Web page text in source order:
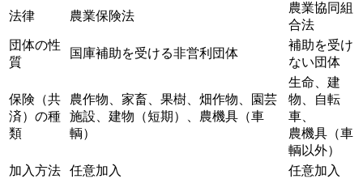
法律 農業保険法
農業協同組
合法
団体の性
質
国庫補助を受ける非営利団体
補助を受け
ない団体
保険（共
済）の種
類
農作物、家畜、果樹、畑作物、園芸
施設、建物 （短期） 、農機具 （車
輌）
生命、建
物、自転
車、
農機具 （車
輌以外）
加入方法
任意加入 任意加入